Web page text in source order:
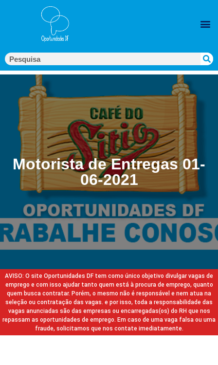
Motorista de Entregas 01-
06-2021
AVISO: O site Oportunidades DF tem como único objetivo divulgar vagas de
emprego e com isso ajudar tanto quem está à procura de emprego, quanto
quem busca contratar. Porém, o mesmo não é responsável e nem atua na
seleção ou contratação das vagas. e por isso, toda a responsabilidade das
vagas anunciadas são das empresas ou encarregadas(os) do RH que nos
repassam as oportunidades de emprego. Em caso de uma vaga falsa ou uma
fraude, solicitamos que nos contate imediatamente.